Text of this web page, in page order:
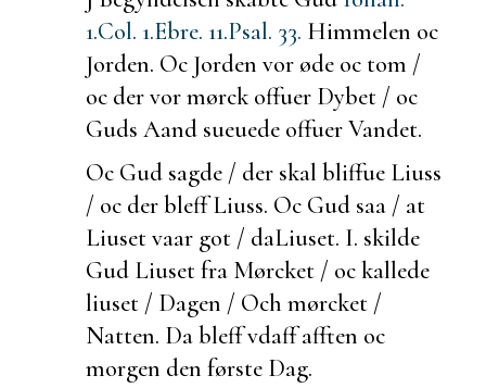
1.Col. 1.Ebre. 11.Psal. 33. Himmelen oc
Jorden. Oc Jorden vor øde oc tom /
oc der vor mørck offuer Dybet / oc
Guds Aand sueuede offuer Vandet.
Oc Gud sagde / der skal bliffue Liuss
/ oc der bleff Liuss. Oc Gud saa / at
Liuset vaar got / daLiuset. I. skilde
Gud Liuset fra Mørcket / oc kallede
liuset / Dagen / Och mørcket /
Natten. Da bleff vdaff afften oc
morgen den første Dag.